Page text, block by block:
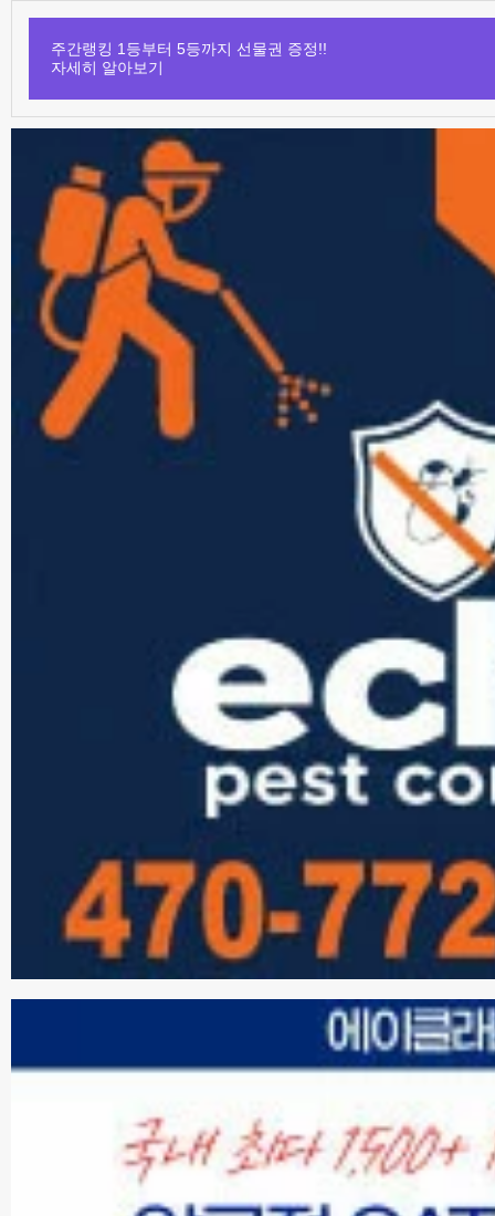
주간랭킹 1등부터 5등까지 선물권 증정!!
자세히 알아보기